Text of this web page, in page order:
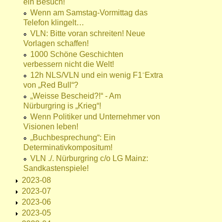
ein Besuch!
Wenn am Samstag-Vormittag das
Telefon klingelt…
VLN: Bitte voran schreiten! Neue
Vorlagen schaffen!
1000 Schöne Geschichten
verbessern nicht die Welt!
12h NLS/VLN und ein wenig F1⁻Extra
von „Red Bull“?
„Weisse Bescheid?!“ - Am
Nürburgring is „Krieg“!
Wenn Politiker und Unternehmer von
Visionen leben!
„Buchbesprechung“: Ein
Determinativkompositum!
VLN ./. Nürburgring c/o LG Mainz:
Sandkastenspiele!
2023-08
2023-07
2023-06
2023-05